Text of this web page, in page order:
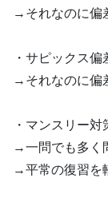
→それなのに偏
・サピックス
→それなのに偏
・マンスリー
→一問でも多く
→平常の復習を